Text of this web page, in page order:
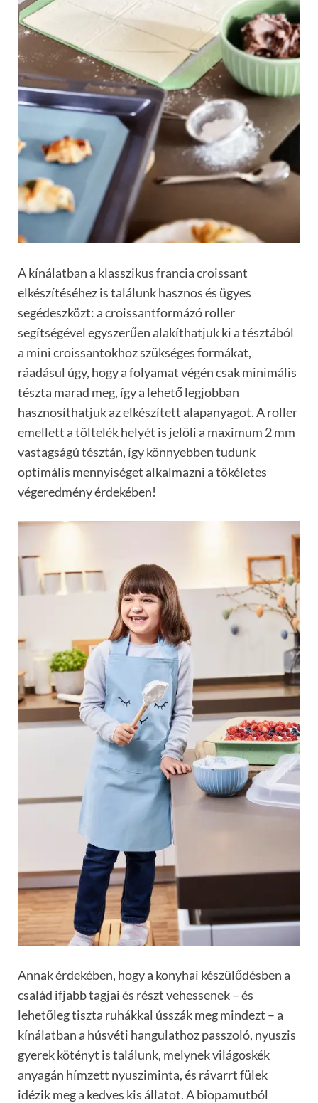
A kínálatban a klasszikus francia croissant
elkészítéséhez is találunk hasznos és ügyes
segédeszközt: a croissantformázó roller
segítségével egyszerűen alakíthatjuk ki a tésztából
a mini croissantokhoz szükséges formákat,
ráadásul úgy, hogy a folyamat végén csak minimális
tészta marad meg, így a lehető legjobban
hasznosíthatjuk az elkészített alapanyagot. A roller
emellett a töltelék helyét is jelöli a maximum 2 mm
vastagságú tésztán, így könnyebben tudunk
optimális mennyiséget alkalmazni a tökéletes
végeredmény érdekében!
Annak érdekében, hogy a konyhai készülődésben a
család ifjabb tagjai és részt vehessenek – és
lehetőleg tiszta ruhákkal ússzák meg mindezt – a
kínálatban a húsvéti hangulathoz passzoló, nyuszis
gyerek kötényt is találunk, melynek világoskék
anyagán hímzett nyusziminta, és rávarrt fülek
idézik meg a kedves kis állatot. A biopamutból